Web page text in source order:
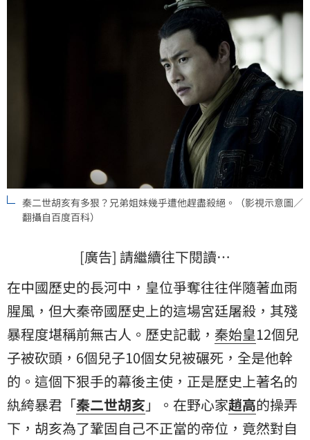
秦二世胡亥有多狠？兄弟姐妹幾乎遭他趕盡殺絕。（影視示意圖／
翻攝自百度百科）
[廣告] 請繼續往下閱讀…
在中國歷史的長河中，皇位爭奪往往伴隨著血雨
腥風，但大秦帝國歷史上的這場宮廷屠殺，其殘
暴程度堪稱前無古人。歷史記載， 秦始皇12個兒
子被砍頭，6個兒子10個女兒被碾死，全是他幹
的。這個下狠手的幕後主使，正是歷史上著名的
紈絝暴君「秦二世胡亥 」。在野心家趙高的操弄
下，胡亥為了鞏固自己不正當的帝位，竟然對自